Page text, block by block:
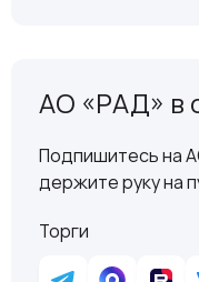
АО «РАД» в
Подпишитесь на
держите руку на
Торги